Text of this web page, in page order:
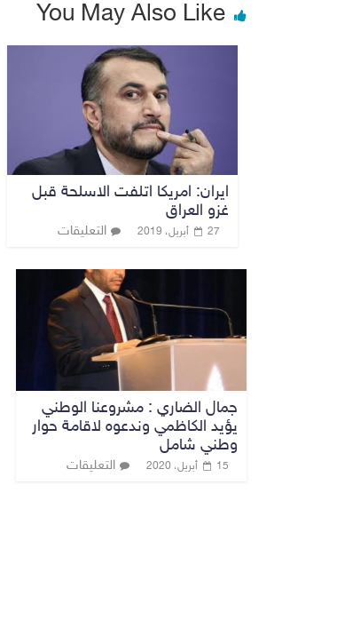
You May Also Like
ايران: امريكا اتلفت الاسلحة قبل
غزو العراق
27 أبريل، 2019 التعليقات
جمال الضاري : مشروعنا الوطني
يؤيد الكاظمي وندعوه لاقامة حوار
وطني شامل
15 أبريل، 2020 التعليقات